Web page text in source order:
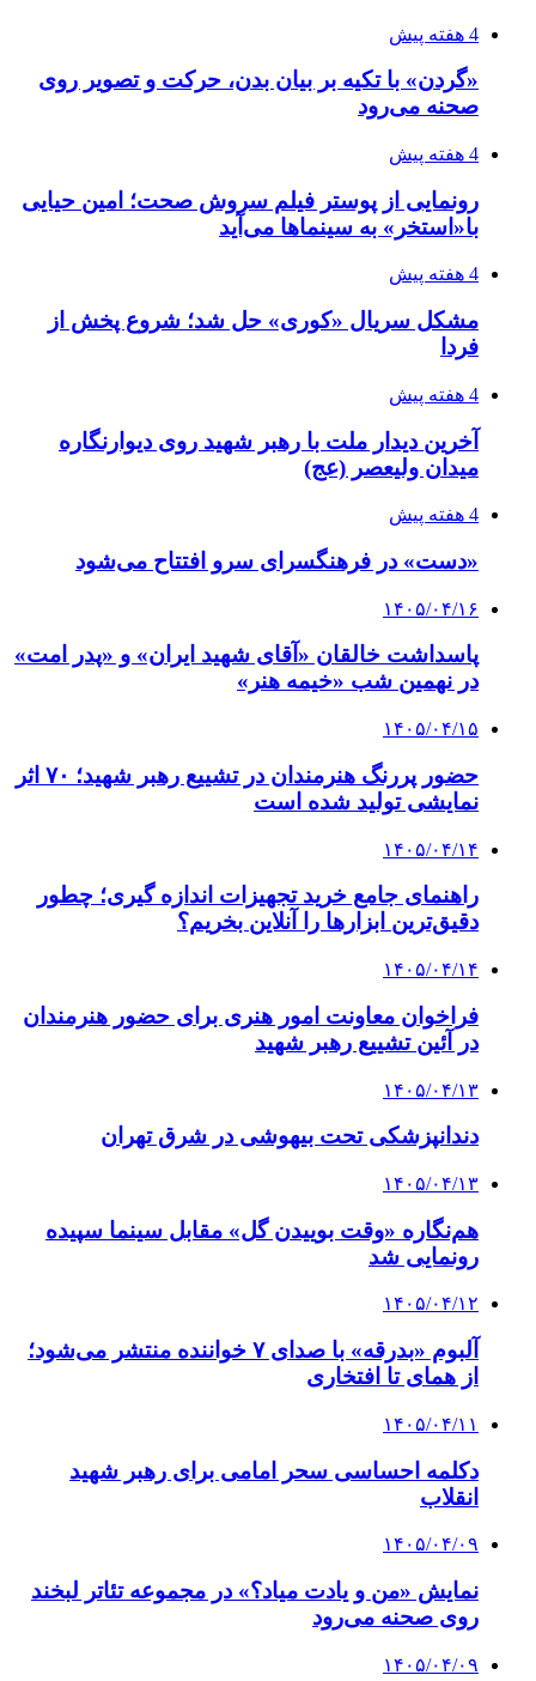
4 هفته پیش
«گردن» با تکیه بر بیان بدن، حرکت و تصویر روی
صحنه می‌رود
4 هفته پیش
رونمایی از پوستر فیلم سروش صحت؛ امین حیایی
با«استخر» به سینماها می‌آید
4 هفته پیش
مشکل سریال «کوری» حل شد؛ شروع پخش از
فردا
4 هفته پیش
آخرین دیدار ملت با رهبر شهید روی دیوارنگاره
میدان ولیعصر (عج)
4 هفته پیش
«دست» در فرهنگسرای سرو افتتاح می‌شود
۱۴۰۵/۰۴/۱۶
پاسداشت خالقان «آقای شهید ایران» و «پدر امت»
در نهمین شب «خیمه هنر»
۱۴۰۵/۰۴/۱۵
حضور پررنگ هنرمندان در تشییع رهبر شهید؛ ۷۰ اثر
نمایشی تولید شده است
۱۴۰۵/۰۴/۱۴
راهنمای جامع خرید تجهیزات اندازه گیری؛ چطور
دقیق‌ترین ابزارها را آنلاین بخریم؟
۱۴۰۵/۰۴/۱۴
فراخوان معاونت امور هنری برای حضور هنرمندان
در آئین تشییع رهبر شهید
۱۴۰۵/۰۴/۱۳
دندانپزشکی تحت بیهوشی در شرق تهران
۱۴۰۵/۰۴/۱۳
هم‌نگاره «وقت بوییدن گل» مقابل سینما سپیده
رونمایی شد
۱۴۰۵/۰۴/۱۲
آلبوم «بدرقه» با صدای ۷ خواننده منتشر می‌شود؛
از همای تا افتخاری
۱۴۰۵/۰۴/۱۱
دکلمه‌ احساسی سحر امامی برای رهبر شهید
انقلاب
۱۴۰۵/۰۴/۰۹
نمایش «من و یادت میاد؟» در مجموعه تئاتر لبخند
روی صحنه می‌رود
۱۴۰۵/۰۴/۰۹